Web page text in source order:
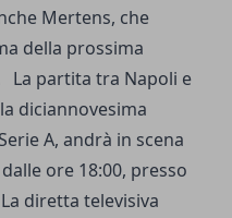
Mertens, che
della prossima
La partita tra Napoli e
diciannovesima
A, andrà in scena
ore 18:00, presso
diretta televisiva